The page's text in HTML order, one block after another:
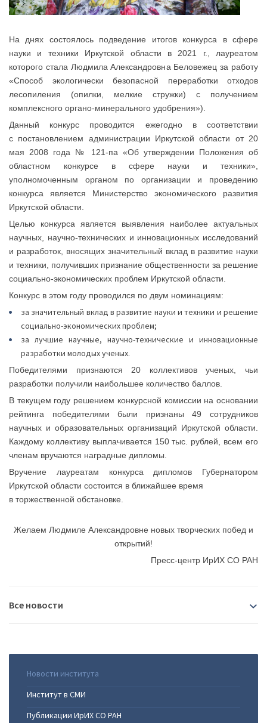
На днях состоялось подведение итогов конкурса в сфере
науки и техники Иркутской области в 2021 г., лауреатом
которого стала Людмила Александровна Беловежец за работу
«Способ экологически безопасной переработки отходов
лесопиления (опилки, мелкие стружки) с получением
комплексного органо-минерального удобрения»).
Данный конкурс проводится ежегодно в соответствии
с постановлением администрации Иркутской области от 20
мая 2008 года № 121-па «Об утверждении Положения об
областном конкурсе в сфере науки и техники»,
уполномоченным органом по организации и проведению
конкурса является Министерство экономического развития
Иркутской области.
Целью конкурса является выявления наиболее актуальных
научных, научно-технических и инновационных исследований
и разработок, вносящих значительный вклад в развитие науки
и техники, получивших признание общественности за решение
социально-экономических проблем Иркутской области.
Конкурс в этом году проводился по двум номинациям:
за значительный вклад в развитие науки и техники и решение
социально-экономических проблем;
за лучшие научные, научно-технические и инновационные
разработки молодых ученых.
Победителями признаются 20 коллективов ученых, чьи
разработки получили наибольшее количество баллов.
В текущем году решением конкурсной комиссии на основании
рейтинга победителями были признаны 49 сотрудников
научных и образовательных организаций Иркутской области.
Каждому коллективу выплачивается 150 тыс. рублей, всем его
членам вручаются наградные дипломы.
Вручение лауреатам конкурса дипломов Губернатором
Иркутской области состоится в ближайшее время
в торжественной обстановке.
Желаем Людмиле Александровне новых творческих побед и
открытий!
Пресс-центр ИрИХ СО РАН
Все новости
единственная в России обладательница награды для
выдающихся рецензентов-2025 (MDPI)
07.07.2026
2025
ИрИХ СО РАН
2024
Новости института
Институт в СМИ
Публикации ИрИХ СО РАН